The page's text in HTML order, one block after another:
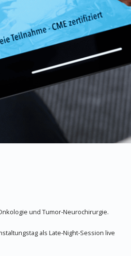
und Tumor-Neurochirurgie.
als Late-Night-Session live